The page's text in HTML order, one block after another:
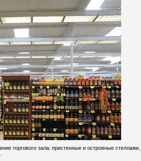
торгового зала: пристенные и островные